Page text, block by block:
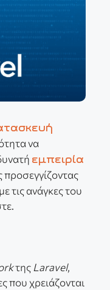
να
εμπειρία
προσεγγίζοντας
τις ανάγκες του
της Laravel,
που χρειάζονται